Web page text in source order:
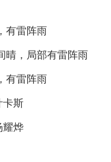
有雷阵雨
，局部有雷阵雨
有雷阵雨
卡斯
耀烨